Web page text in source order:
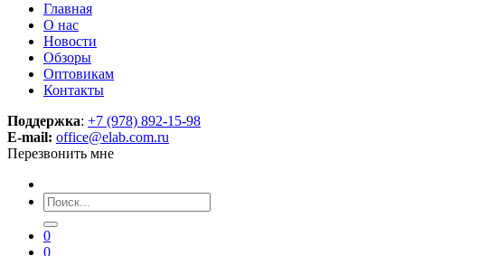
Главная
О нас
Новости
Обзоры
Оптовикам
Контакты
Поддержка: +7 (978) 892-15-98
E-mail: office@elab.com.ru
Перезвонить мне
0
0